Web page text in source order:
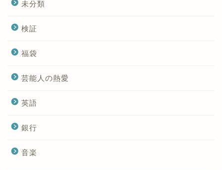
未分類
検証
福袋
芸能人の熱愛
英語
銀行
音楽